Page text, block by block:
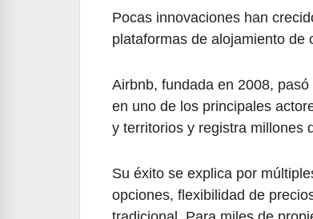
Pocas innovaciones han
plataformas de alojamiento de
Airbnb, fundada en 2008,
en uno de los principales
y territorios y registra millones
Su éxito se explica por
opciones, flexibilidad de